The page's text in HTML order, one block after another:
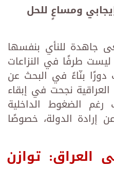
ومساعٍ للحل
جاهدة للنأي بنفسها
طرفًا في النزاعات
دورًا بنّاءً في البحث عن
نجحت في إبقاء
رغم الضغوط الداخلية
إرادة الدولة، خصوصًا
العراق: توازن